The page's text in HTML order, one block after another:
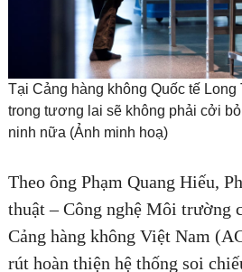
Tại Cảng hàng không Quốc tế Long
trong tương lai sẽ không phải cởi
ninh nữa (Ảnh minh hoạ)
Theo ông Phạm Quang Hiếu,
thuật – Công nghệ Môi trường
Cảng hàng không Việt Nam
rút hoàn thiện hệ thống soi
ĐĂNG KÝ TƯ VẤN